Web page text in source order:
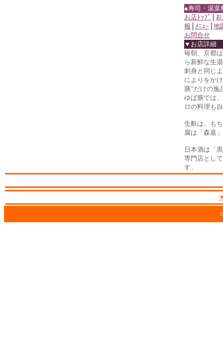
●寿司・湯
お店ﾄｯﾌﾟ
報
ﾒﾆｭｰ
地
お問合せ
▼お店詳細
毎朝、京都
ら新鮮な生
刺身と同じ
によりをか
膳”だけの逸
ゆば膳では
ロの料理も
生麩は、も
腐は「森嘉
日本酒は「
専門店とし
す。